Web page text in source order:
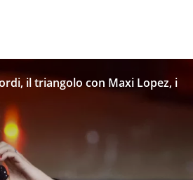
il triangolo con Maxi Lopez, i